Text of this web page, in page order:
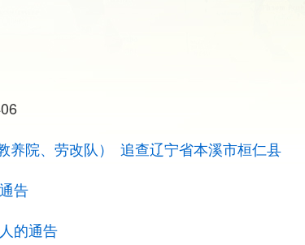
院、劳改队）
追查辽宁省本溪市桓仁县
告
的通告